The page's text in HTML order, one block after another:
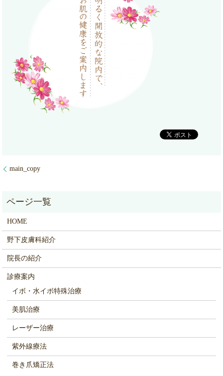
main_copy
HOME
野下皮膚科紹介
院長の紹介
診療案内
イボ・水イボ特殊治療
美肌治療
レーザー治療
紫外線療法
巻き爪矯正法